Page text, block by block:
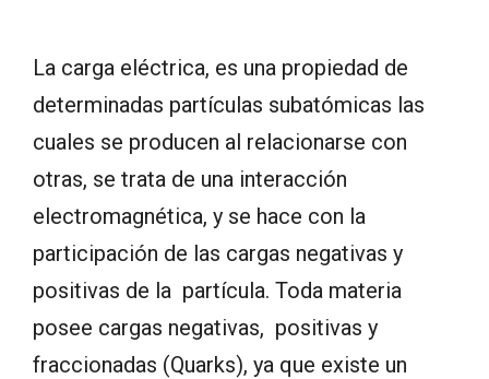
La carga eléctrica, es una propiedad de
determinadas partículas subatómicas las
cuales se producen al relacionarse con
otras, se trata de una interacción
electromagnética, y se hace con la
participación de las cargas negativas y
positivas de la partícula. Toda materia
posee cargas negativas, positivas y
fraccionadas (Quarks), ya que existe un